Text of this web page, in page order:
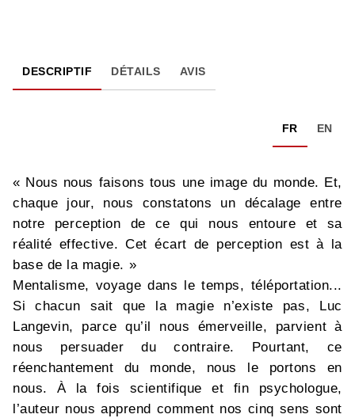
DESCRIPTIF DÉTAILS AVIS
FR EN
« Nous nous faisons tous une image du monde. Et,
chaque jour, nous constatons un décalage entre
notre perception de ce qui nous entoure et sa
réalité effective. Cet écart de perception est à la
base de la magie. »
Mentalisme, voyage dans le temps, téléportation...
Si chacun sait que la magie n’existe pas, Luc
Langevin, parce qu’il nous émerveille, parvient à
nous persuader du contraire. Pourtant, ce
réenchantement du monde, nous le portons en
nous. À la fois scientifique et fin psychologue,
l’auteur nous apprend comment nos cinq sens sont